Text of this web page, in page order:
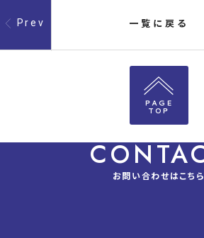
Prev 一覧に戻る
PAGE
TOP
お問い合わせはこちら